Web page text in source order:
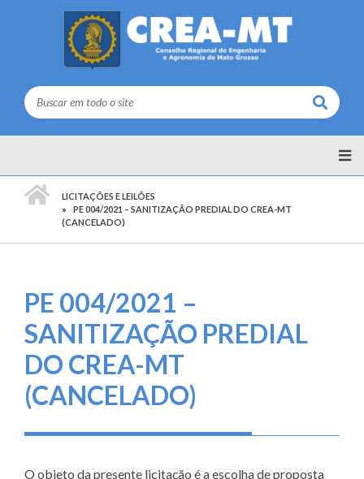
Buscar
LICITAÇÕES E LEILÕES
PE 004/2021 – SANITIZAÇÃO PREDIAL DO CREA-MT
(CANCELADO)
PE 004/2021 –
SANITIZAÇÃO PREDIAL
DO CREA-MT
(CANCELADO)
O objeto da presente licitação é a escolha de proposta